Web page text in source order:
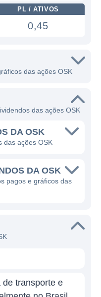
PL / ATIVOS
0,45
das ações OSK
das ações OSK
DA OSK
das ações OSK
DA OSK
pagos e gráficos das
de transporte e